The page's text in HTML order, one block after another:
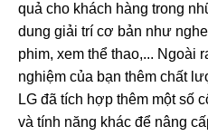
quả cho khách hàng trong
dung giải trí cơ bản như
phim, xem thể thao,... Ngoài
nghiệm của bạn thêm chất
LG đã tích hợp thêm một số
và tính năng khác để nâng